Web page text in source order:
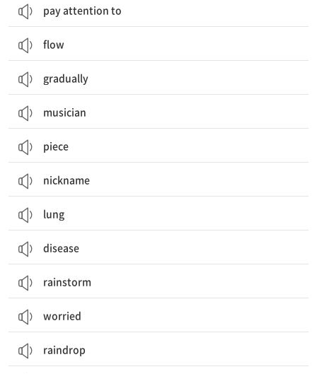
pay attention to
flow
gradually
musician
piece
nickname
lung
disease
rainstorm
worried
raindrop